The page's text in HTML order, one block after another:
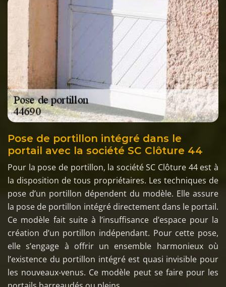
Pose de portillon intégré dans le
portail avec la société SC Clôture 44
Pour la pose de portillon, la société SC Clôture 44 est à
la disposition de tous propriétaires. Les techniques de
pose d’un portillon dépendent du modèle. Elle assure
la pose de portillon intégré directement dans le portail.
Ce modèle fait suite à l’insuffisance d’espace pour la
création d’un portillon indépendant. Pour cette pose,
elle s’engage à offrir un ensemble harmonieux où
l’existence du portillon intégré est quasi invisible pour
les nouveaux-venus. Ce modèle peut se faire pour les